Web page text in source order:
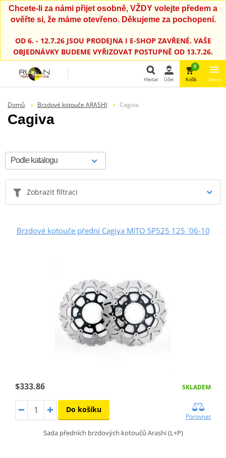
Chcete-li za námi přijet osobně, VŽDY volejte předem a
ověřte si, že máme otevřeno. Děkujeme za pochopení.
OD 6. - 12.7.26 JSOU PRODEJNA I E-SHOP ZAVŘENÉ. VAŠE
OBJEDNÁVKY BUDEME VYŘIZOVAT POSTUPNĚ OD 13.7.26.
Hledat Účet
0
Košík Menu
Domů Brzdové kotouče ARASHI Cagiva
Cagiva
Zobrazit filtraci
Brzdové kotouče přední Cagiva MITO SP525 125 ´06-10
$333.86 SKLADEM
Do košíku
Porovnat
Sada předních brzdových kotoučů Arashi (L+P)